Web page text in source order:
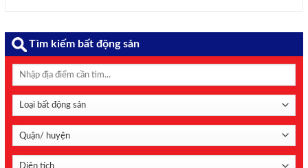
Tìm kiếm bất động sản